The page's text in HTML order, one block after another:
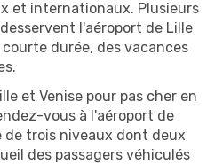
et internationaux. Plusieurs
l'aéroport de Lille
durée, des vacances
et Venise pour pas cher en
vous à l'aéroport de
de trois niveaux dont deux
des passagers véhiculés